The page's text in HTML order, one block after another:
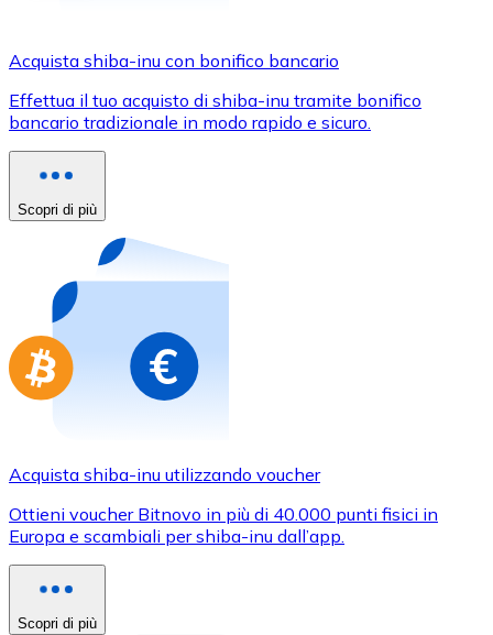
Usa le carte Visa e Mastercard per acquistare
Acquista con carta
Acquista gift card dei tuoi marchi preferiti con
Vai al negozio di carte regalo
Acquista shiba-inu con bonifico bancario
Effettua il tuo acquisto di shiba-inu tramite bonifico
bancario tradizionale in modo rapido e sicuro.
Scopri di più
Acquista shiba-inu utilizzando voucher
Ottieni voucher Bitnovo in più di 40.000 punti fisici in
Europa e scambiali per shiba-inu dall’app.
Scopri di più